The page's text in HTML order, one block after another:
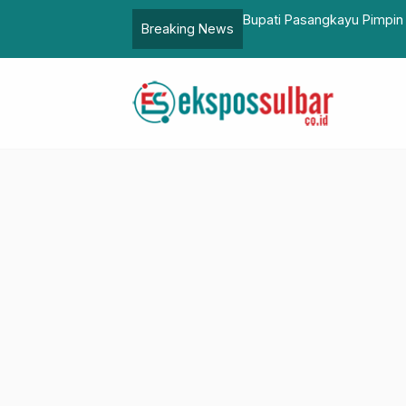
Breaking News
Protokol Kesehatan Pelaksanaan Wagub Sulbar